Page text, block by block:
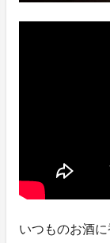
いつものお酒